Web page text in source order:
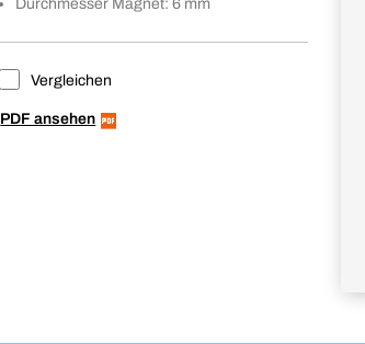
Durchmesser Magnet: 6 mm
Vergleichen
PDF ansehen